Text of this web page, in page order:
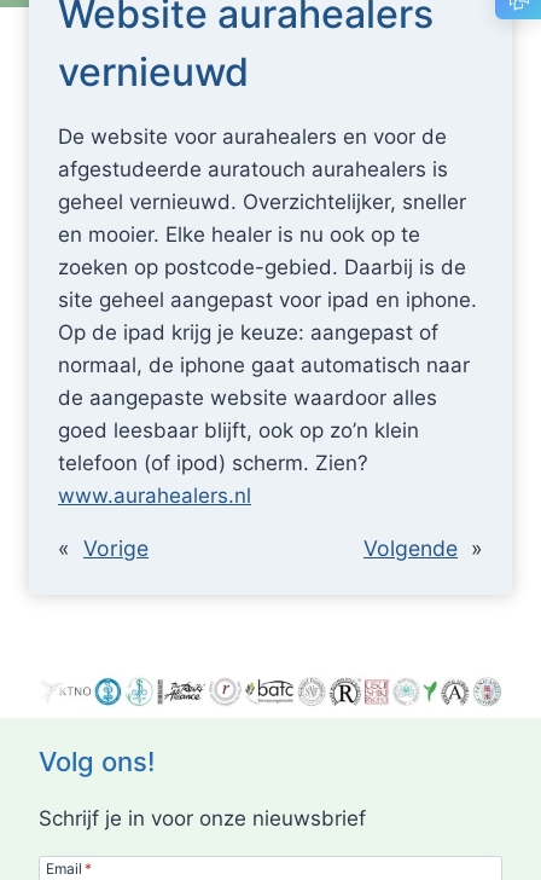
Website aurahealers
vernieuwd
De website voor aurahealers en voor de
afgestudeerde auratouch aurahealers is
geheel vernieuwd. Overzichtelijker, sneller
en mooier. Elke healer is nu ook op te
zoeken op postcode-gebied. Daarbij is de
site geheel aangepast voor ipad en iphone.
Op de ipad krijg je keuze: aangepast of
normaal, de iphone gaat automatisch naar
de aangepaste website waardoor alles
goed leesbaar blijft, ook op zo’n klein
telefoon (of ipod) scherm. Zien?
www.aurahealers.nl
« Vorige Volgende »
Volg ons!
Schrijf je in voor onze nieuwsbrief
Email *